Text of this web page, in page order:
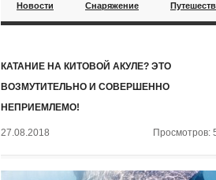
Новости Снаряжение
КАТАНИЕ НА КИТОВОЙ АКУЛЕ? ЭТО
ВОЗМУТИТЕЛЬНО И СОВЕРШЕННО
НЕПРИЕМЛЕМО!
27.08.2018 Просмотров: